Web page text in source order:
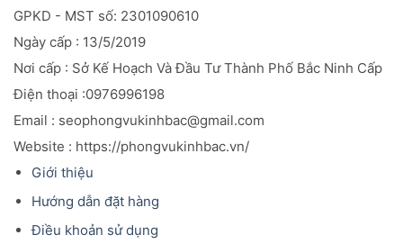
GPKD - MST số: 2301090610
Ngày cấp : 13/5/2019
Nơi cấp : Sở Kế Hoạch Và Đầu TưThành Phố Bắc Ninh Cấp
Điện thoại :0976996198
Email : seophongvukinhbac@gmail.com
Website : https://phongvukinhbac.vn/
Giới thiệu
Hướng dẫn đặt hàng
Điều khoản sử dụng